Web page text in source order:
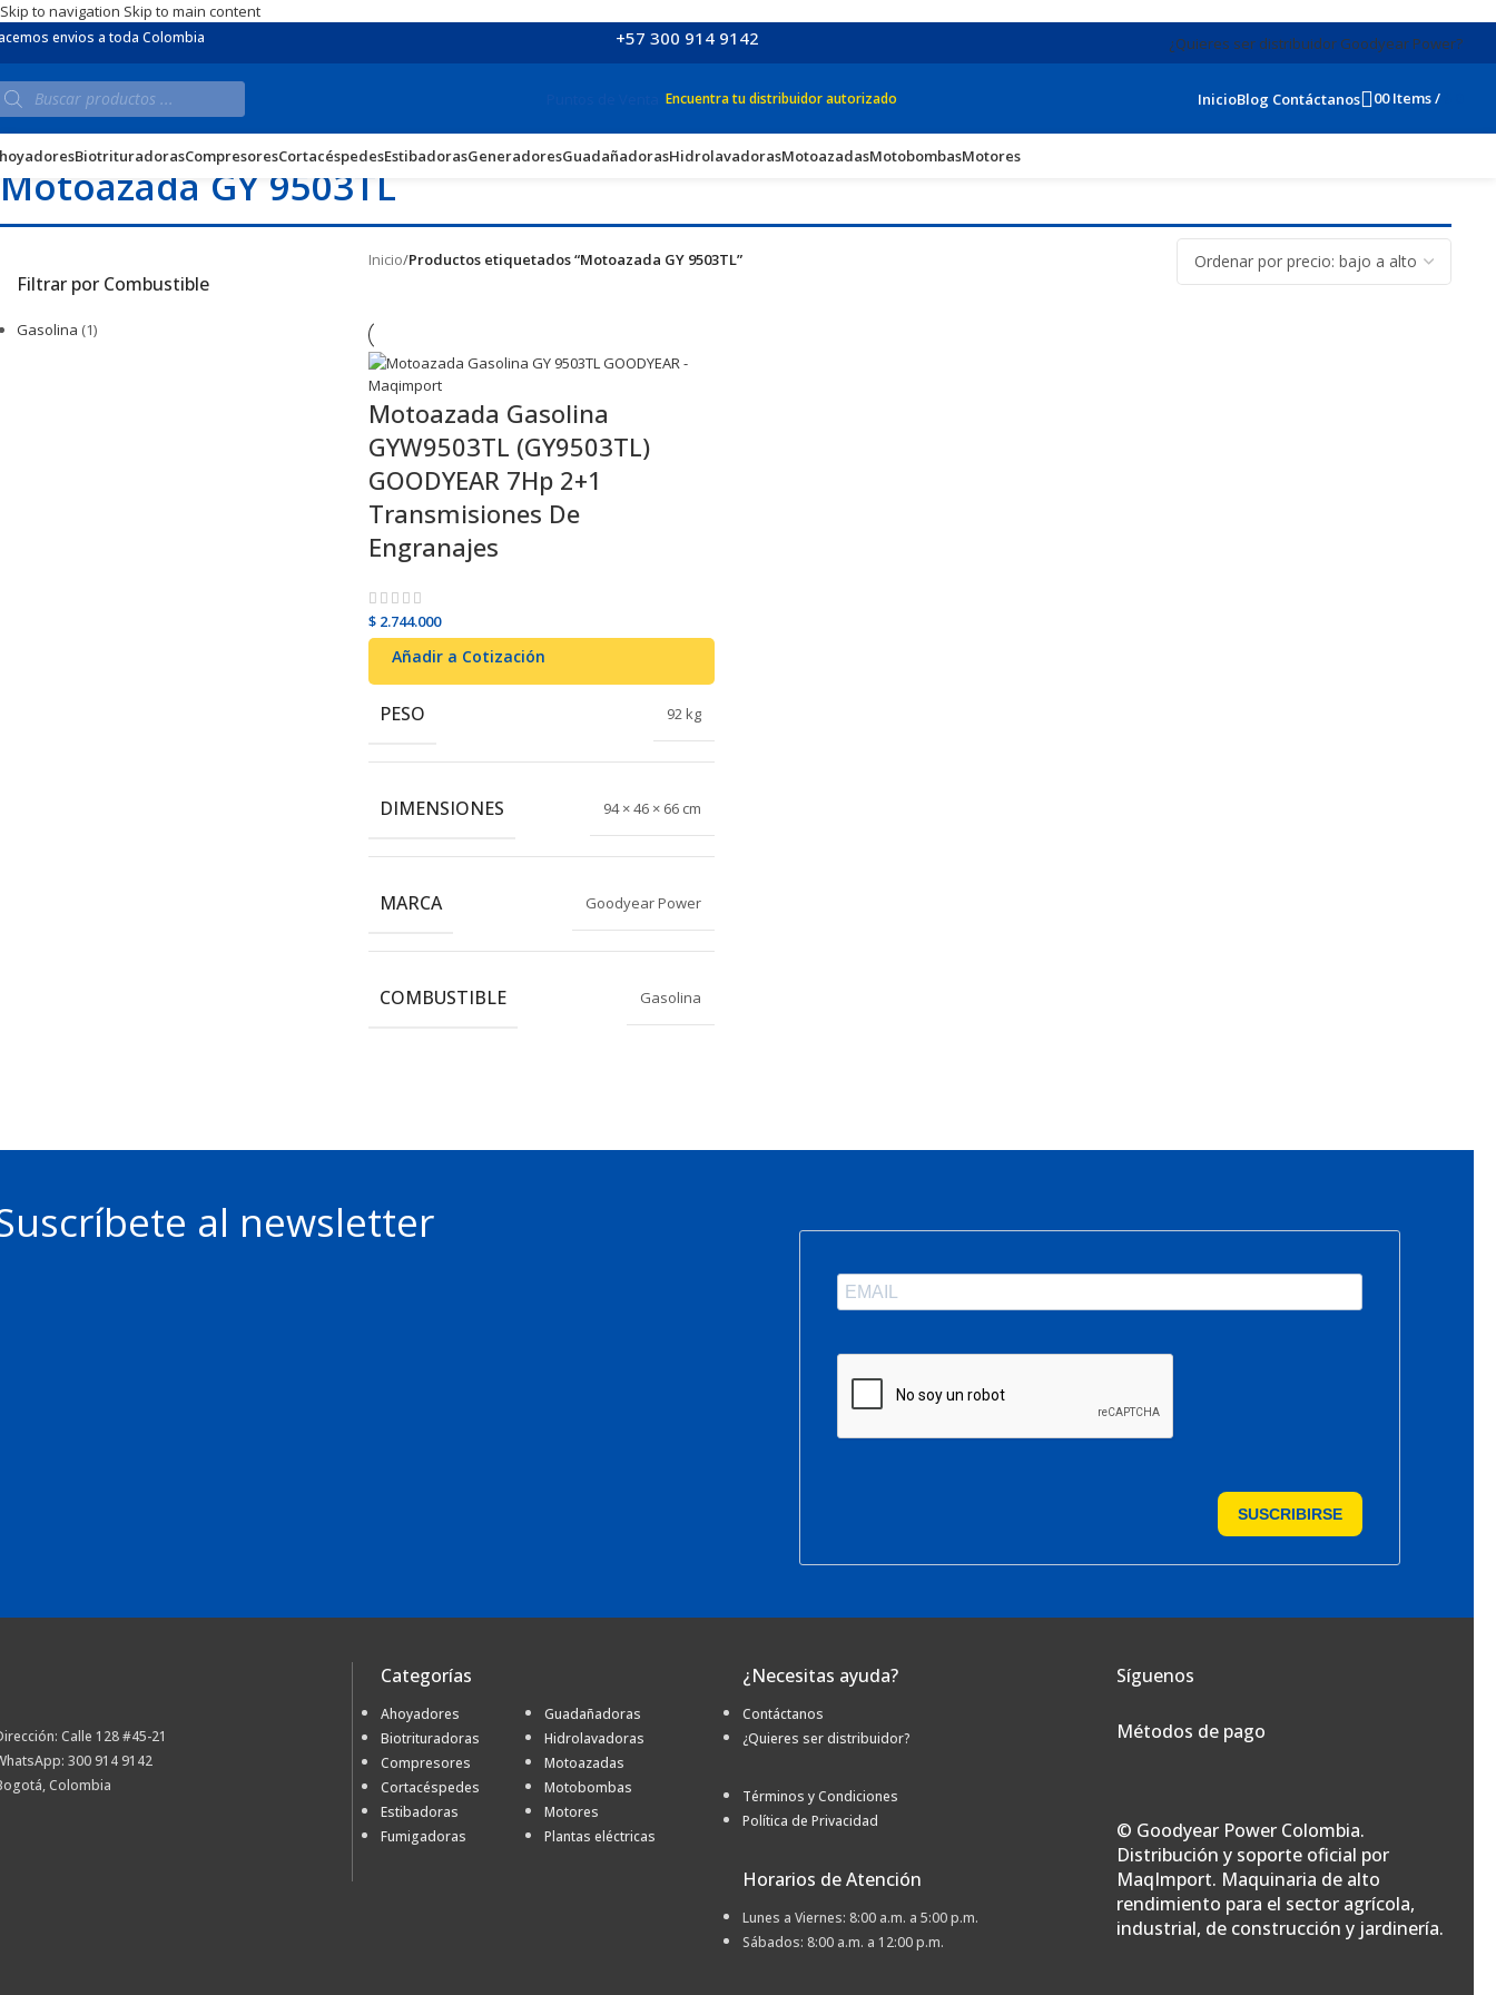
Skip to navigation Skip to main content
envios a toda Colombia +57 300 914 9142 ¿Quieres ser distribuidor Goodyear Power?
Encuentra tu distribuidor autorizado InicioBlog Contáctanos 00Items/
BiotrituradorasCompresoresCortacéspedesEstibadorasGeneradoresGuadañadorasHidrolavadorasMotoazadasMotobombasMotores
Motoazada GY 9503TL
Filtrar por Combustible
Gasolina (1)
Inicio/Productos etiquetados “Motoazada GY 9503TL”
Motoazada Gasolina
GYW9503TL (GY9503TL)
GOODYEAR 7Hp 2+1
Transmisiones De
Engranajes
$ 2.744.000
Añadir al carrito
Añadir a Cotización
PESO 92 kg
DIMENSIONES 94 × 46 × 66 cm
MARCA Goodyear Power
COMBUSTIBLE Gasolina
al newsletter
SUSCRIBIRSE
Calle 128 #45-21
300 914 9142
Colombia
Categorías
Ahoyadores
Biotrituradoras
Compresores
Cortacéspedes
Estibadoras
Fumigadoras
Guadañadoras
Hidrolavadoras
Motoazadas
Motobombas
Motores
Plantas eléctricas
¿Necesitas ayuda?
Contáctanos
¿Quieres ser distribuidor?
Términos y Condiciones
Política de Privacidad
Horarios de Atención
Lunes a Viernes: 8:00 a.m. a 5:00 p.m.
Sábados: 8:00 a.m. a 12:00 p.m.
Síguenos
Métodos de pago
© Goodyear Power Colombia.
Distribución y soporte oficial por
MaqImport. Maquinaria de alto
rendimiento para el sector agrícola,
industrial, de construcción y jardinería.